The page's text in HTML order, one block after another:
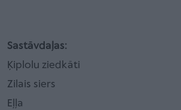
Sastāvdaļas:
Ķiplolu ziedkāti
Zilais siers
Eļļa